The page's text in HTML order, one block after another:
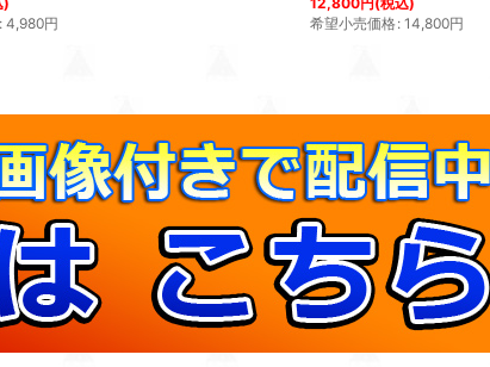
: 4,980円
希望小売価格: 14,800円